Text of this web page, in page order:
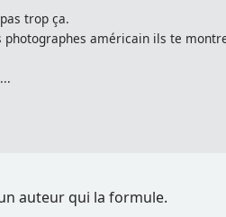
trop ça.
américain ils te
auteur qui la formule.